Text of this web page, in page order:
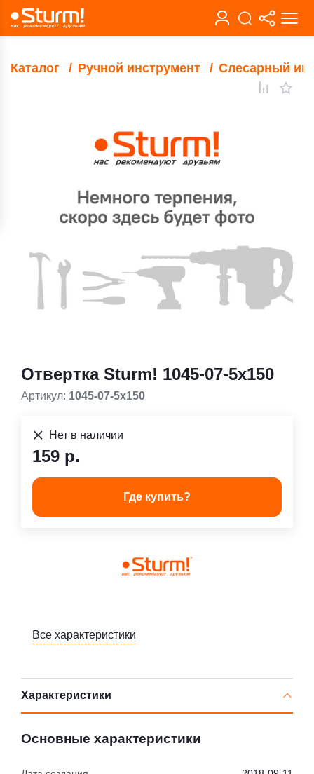
Каталог Ручной инструмент Слесарный
Отвертка Sturm! 1045-07-5x150
Артикул: 1045-07-5x150
Нет в наличии
159 р.
Где купить?
Все характеристики
Характеристики
Основные характеристики